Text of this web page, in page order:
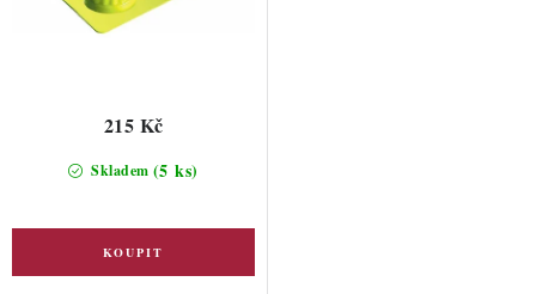
Skladem (5 ks)
215 Kč